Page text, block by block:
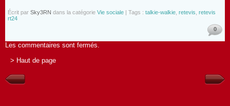
Écrit par Sky3RN dans la catégorie Vie sociale | Tags : talkie-walkie retevis retevis
rt24
0
Les commentaires sont fermés.
> Haut de page